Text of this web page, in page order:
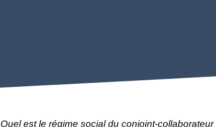
Quel est le régime social du conjoint-